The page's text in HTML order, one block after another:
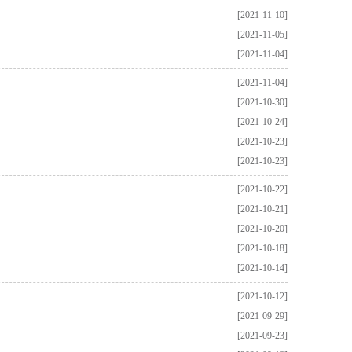
[2021-11-10]
[2021-11-05]
[2021-11-04]
[2021-11-04]
[2021-10-30]
[2021-10-24]
[2021-10-23]
[2021-10-23]
[2021-10-22]
[2021-10-21]
[2021-10-20]
[2021-10-18]
[2021-10-14]
[2021-10-12]
[2021-09-29]
[2021-09-23]